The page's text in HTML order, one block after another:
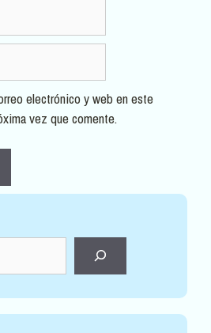
electrónico y web en este
vez que comente.